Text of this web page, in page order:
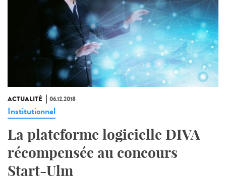
ACTUALITÉ 06.12.2018
Institutionnel
La plateforme logicielle DIVA
récompensée au concours
Start-Ulm